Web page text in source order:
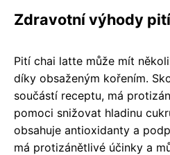
Zdravotní výhody
Pití chai latte může mít
díky obsaženým kořením.
součástí receptu, má
pomoci snižovat hladinu
obsahuje antioxidanty a
má protizánětlivé účinky a